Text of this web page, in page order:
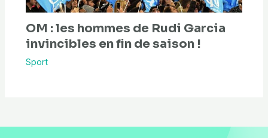
OM : les hommes de Rudi Garcia
invincibles en fin de saison !
Sport